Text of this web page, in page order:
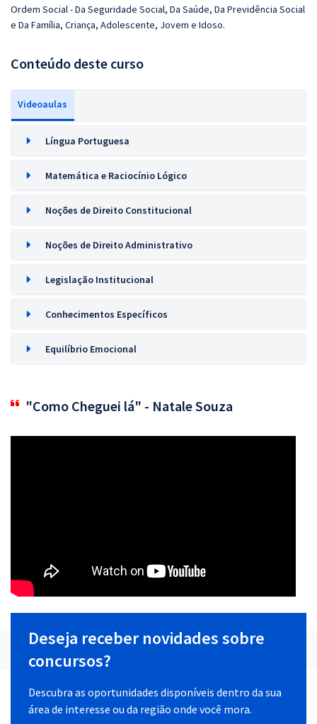
Ordem Social - Da Seguridade Social, Da Saúde, Da Previdência Social
e Da Família, Criança, Adolescente, Jovem e Idoso.
Conteúdo deste curso
Videoaulas
Língua Portuguesa
Matemática e Raciocínio Lógico
Noções de Direito Constitucional
Noções de Direito Administrativo
Legislação Institucional
Conhecimentos Específicos
Equilíbrio Emocional
"Como Cheguei lá" - Natale Souza
Deseja receber novidades sobre
concursos?
Descubra as oportunidades disponíveis dentro da sua
área de interesse ou da região onde você mora.